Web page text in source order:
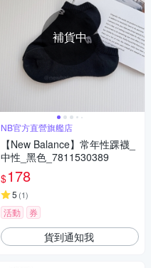
補貨中
NB官方直營旗艦店
【New Balance】常年性踝襪_
中性_黑色_7811530389
$178
5 (1)
活動 券
貨到通知我